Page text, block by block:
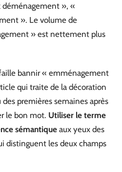
», «
». Le volume de
» est nettement plus
bannir « emménagement
qui traite de la décoration
premières semaines après
le bon mot. Utiliser le terme
sémantique aux yeux des
distinguent les deux champs